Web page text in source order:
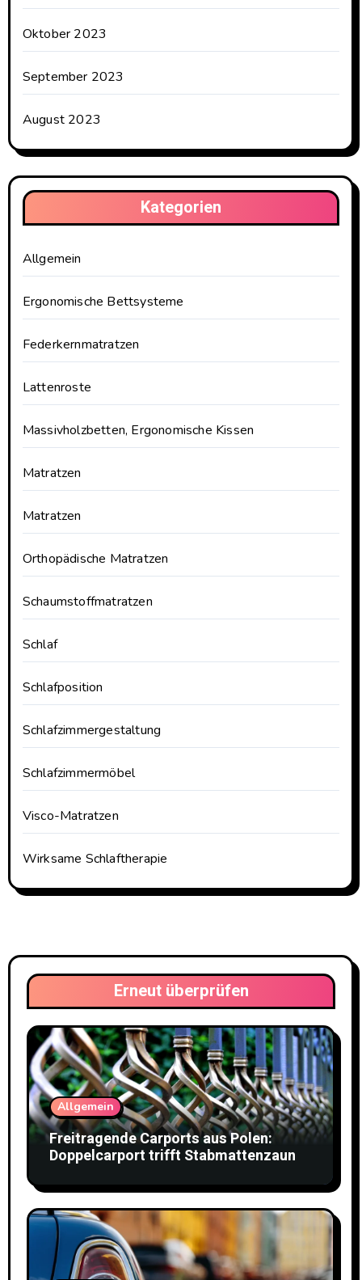
Oktober 2023
September 2023
August 2023
Kategorien
Allgemein
Ergonomische Bettsysteme
Federkernmatratzen
Lattenroste
Massivholzbetten, Ergonomische Kissen
Matratzen
Matratzen
Orthopädische Matratzen
Schaumstoffmatratzen
Schlaf
Schlafposition
Schlafzimmergestaltung
Schlafzimmermöbel
Visco-Matratzen
Wirksame Schlaftherapie
Erneut überprüfen
Allgemein
Freitragende Carports aus Polen:
Doppelcarport trifft Stabmattenzaun